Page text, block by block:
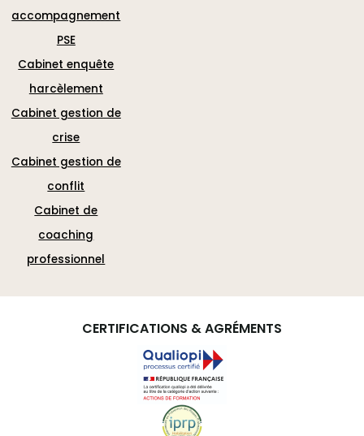
accompagnement
PSE
Cabinet enquête
harcèlement
Cabinet gestion de
crise
Cabinet gestion de
conflit
Cabinet de
coaching
professionnel
CERTIFICATIONS & AGRÉMENTS